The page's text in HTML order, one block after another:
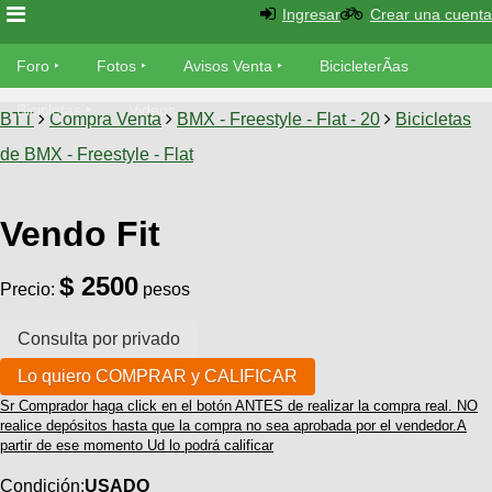
Foro
Foro
TÃ©cnica
Fotos
tu foto
Galeria
Bicicletas
Viajes
Descenso
SUBÃ
aviso
Buscar
Ultimos
as
Bicicletas
Bicicletas
Tandem
Videos
Cicloturismo
Ingresar Crear una cuenta
Foro Fotos Avisos Venta BicicleterÃ­as
Bicicletas Videos
BTT Compra Venta BMX - Freestyle - Flat - 20
Bicicletas
de BMX - Freestyle - Flat
Vendo Fit
Precio: $ 2500 pesos
Sr Comprador haga click en el botón ANTES de realizar la compra real. NO
realice depósitos hasta que la compra no sea aprobada por el vendedor.A
partir de ese momento Ud lo podrá calificar
Condición:USADO